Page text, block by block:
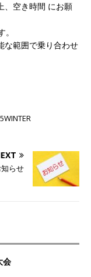
、空き時間 にお願
な範囲で乗り合わせ
らせ
会